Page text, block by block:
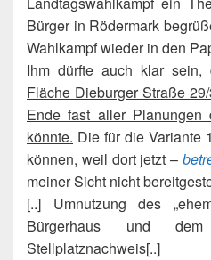
Bürger in Rödermark
Wahlkampf wieder in den
Ihm dürfte auch klar sein,
Fläche Dieburger Straße
Ende fast aller Planungen
könnte. Die für die Variante
können, weil dort jetzt –
meiner Sicht nicht
[..] Umnutzung des
Bürgerhaus und
Stellplatznachweis[..]